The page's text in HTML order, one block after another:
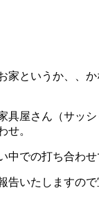
家というか、、
具屋さん（サッシ
せ。
中での打ち合わせ
告いたしますの